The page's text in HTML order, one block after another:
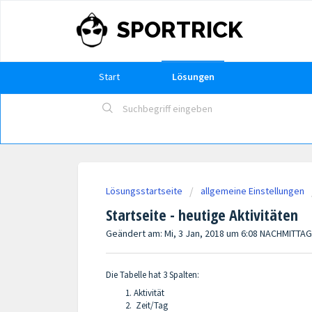
SPORTRICK
Start Lösungen
Lösungsstartseite allgemeine Einstellungen
Startseite - heutige Aktivitäten
Geändert am: Mi, 3 Jan, 2018 um 6:08
Die Tabelle hat 3 Spalten:
Aktivität
Zeit/Tag